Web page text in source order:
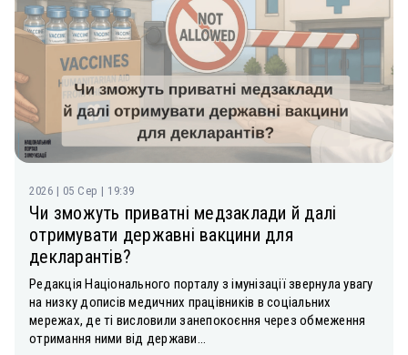
2026 | 05 Сер | 19:39
Чи зможуть приватні медзаклади й далі
отримувати державні вакцини для
декларантів?
Редакція Національного порталу з імунізації звернула увагу
на низку дописів медичних працівників в соціальних
мережах, де ті висловили занепокоєння через обмеження
отримання ними від держави...